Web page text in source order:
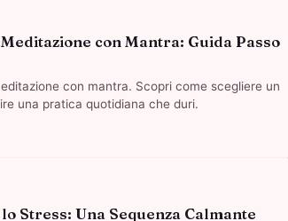
con Mantra: Guida Passo
con mantra. Scopri come scegliere un
una pratica quotidiana che duri.
Stress: Una Sequenza Calmante